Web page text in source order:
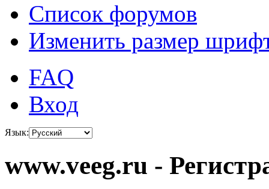
Список форумов
Изменить размер
FAQ
Вход
Язык:
www.veeg.ru -